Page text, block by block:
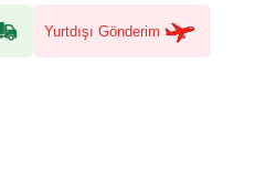
Yurtdışı Gönderim